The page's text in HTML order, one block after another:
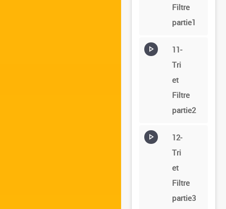
Filtre
partie1
11-
Tri
et
Filtre
partie2
12-
Tri
et
Filtre
partie3